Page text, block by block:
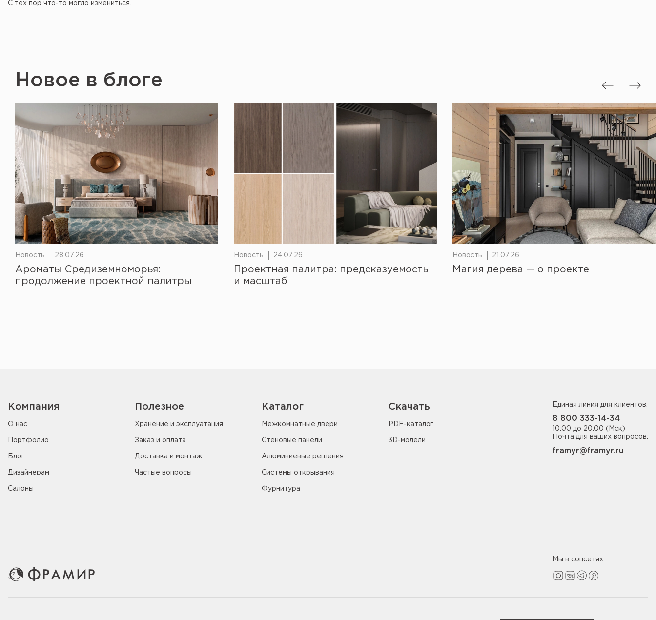
С тех пор что-то могло измениться.
Новое в блоге
Новость 28.07.26
Ароматы Средиземноморья:
продолжение проектной палитры
Новость 24.07.26
Проектная палитра: предсказуемость
и масштаб
Новость 21.07.26
Магия дерева — о проекте
Компания
О нас
Портфолио
Блог
Дизайнерам
Салоны
Полезное
Хранение и эксплуатация
Заказ и оплата
Доставка и монтаж
Частые вопросы
Каталог
Межкомнатные двери
Стеновые панели
Алюминиевые решения
Системы открывания
Фурнитура
Скачать
PDF-каталог
3D-модели
Единая линия для клиентов:
8 800 333-14-34
10:00 до 20:00 (Мск)
Почта для ваших вопросов:
framyr@framyr.ru
Мы в соцсетях